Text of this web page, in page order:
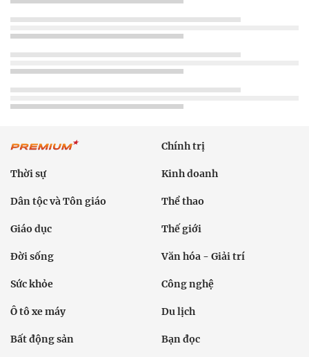
Chính trị
Thời sự Kinh doanh
Dân tộc và Tôn giáo Thể thao
Giáo dục Thế giới
Đời sống Văn hóa - Giải trí
Sức khỏe Công nghệ
Ô tô xe máy Du lịch
Bất động sản Bạn đọc